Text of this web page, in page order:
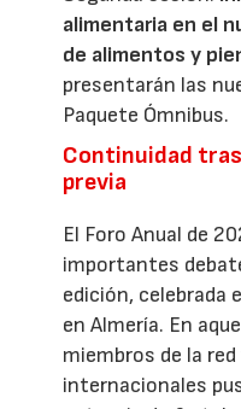
alimentaria en el
de alimentos y
presentarán las
Paquete Ómnibus.
Continuidad
previa
El Foro Anual de
importantes
edición, celebrada
en Almería. En
miembros de la
internacionales